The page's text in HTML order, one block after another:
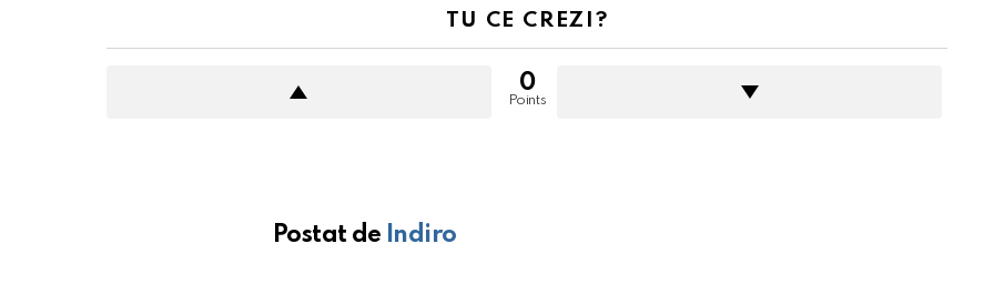
TU CE CREZI?
0
Points
Postat de Indiro